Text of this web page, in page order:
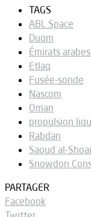
TAGS
ABL Space
Duqm
Émirats
Etlaq
Fusée-sonde
Nascom
Oman
propulsion
Rabdan
Saoud al-
Snowdon
PARTAGER
Facebook